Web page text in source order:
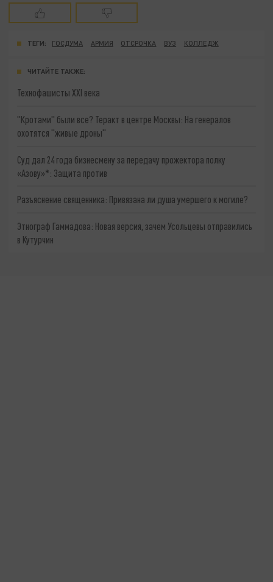
ТЕГИ: ГОСДУМА АРМИЯ ОТСРОЧКА ВУЗ КОЛЛЕДЖ
ЧИТАЙТЕ ТАКЖЕ:
Технофашисты XXI века
"Кротами" были все? Теракт в центре Москвы: На генералов
охотятся "живые дроны"
Суд дал 24 года бизнесмену за передачу прожектора полку
«Азову»*: Защита против
Разъяснение священника: Привязана ли душа умершего к могиле?
Этнограф Гаммадова: Новая версия, зачем Усольцевы отправились
в Кутурчин